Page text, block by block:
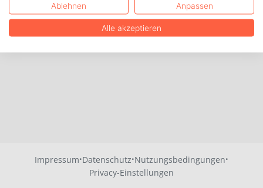
Impressum·Datenschutz·Nutzungsbedingungen·
Privacy-Einstellungen
Ablehnen Anpassen
Alle akzeptieren